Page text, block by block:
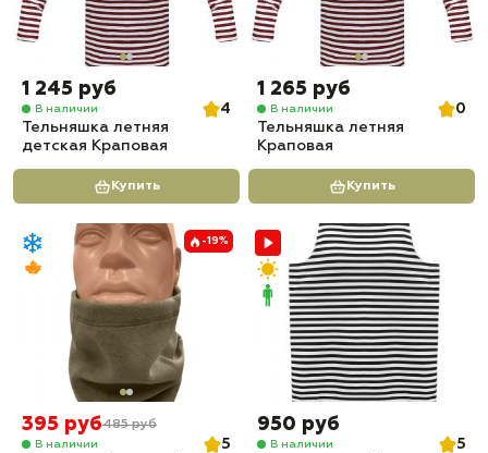
1 245 руб
В наличии
4
Тельняшка летняя
детская Краповая
Купить
1 265 руб
В наличии
0
Тельняшка летняя
Краповая
Купить
-19%
395 руб485 руб
В наличии
5
950 руб
В наличии
5